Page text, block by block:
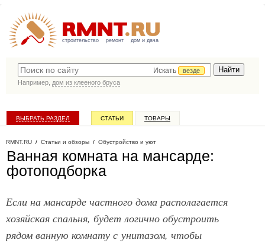
строительство ремонт дом и дача
Искать
везде
Например, дом из клееного бруса
ВЫБРАТЬ РАЗДЕЛ СТАТЬИ ТОВАРЫ
RMNT.RU / Статьи и обзоры / Обустройство и уют
Ванная комната на мансарде:
фотоподборка
Если на мансарде частного дома располагается
хозяйская спальня, будет логично обустроить
рядом ванную комнату с унитазом, чтобы